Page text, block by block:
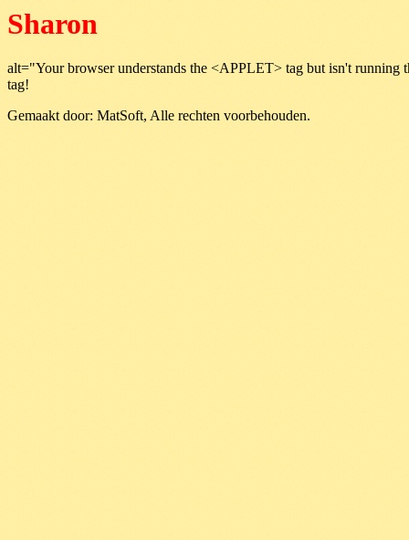
Sharon
alt="Your browser understands the <APPLET> tag but isn't
tag!
Gemaakt door: MatSoft, Alle rechten voorbehouden.